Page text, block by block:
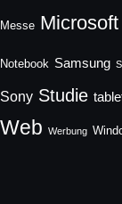
Messe Microsoft
Notebook Samsung
Sony Studie
Web Werbung